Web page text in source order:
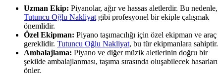
Uzman Ekip: Piyanolar, ağır ve hassas aletlerdir. Bu nedenle,
Tutuncu Oğlu Nakliyat gibi profesyonel bir ekiple çalışmak
önemlidir.
Özel Ekipman: Piyano taşımacılığı için özel ekipman ve araç
gereklidir. Tutuncu Oğlu Nakliyat, bu tür ekipmanlara sahiptir.
Ambalajlama: Piyano ve diğer müzik aletlerinin doğru bir
şekilde ambalajlanması, taşıma sırasında oluşabilecek hasarları
önler.